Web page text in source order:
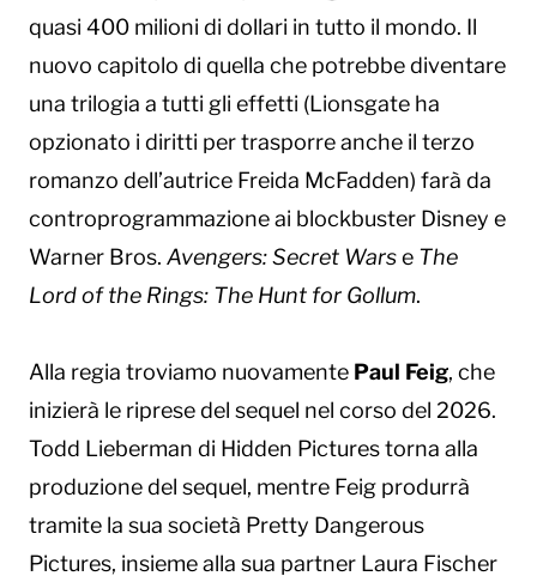
quasi 400 milioni di dollari in tutto il mondo. Il
nuovo capitolo di quella che potrebbe diventare
una trilogia a tutti gli effetti (Lionsgate ha
opzionato i diritti per trasporre anche il terzo
romanzo dell’autrice Freida McFadden) farà da
controprogrammazione ai blockbuster Disney e
Warner Bros. Avengers: Secret Warse The
Lord of the Rings: The Hunt for Gollum.
Alla regia troviamo nuovamente Paul Feig, che
inizierà le riprese del sequel nel corso del 2026.
Todd Lieberman di Hidden Pictures torna alla
produzione del sequel, mentre Feig produrrà
tramite la sua società Pretty Dangerous
Pictures, insieme alla sua partner Laura Fischer